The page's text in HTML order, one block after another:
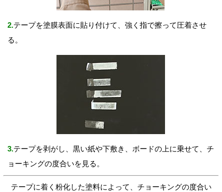
2.テープを塗膜表面に貼り付けて、強く指で擦って圧着させ
る。
3.テープを剥がし、黒い紙や下敷き、ボードの上に乗せて、チ
ョーキングの度合いを見る。
テープに着く粉化した塗料によって、チョーキングの度合い